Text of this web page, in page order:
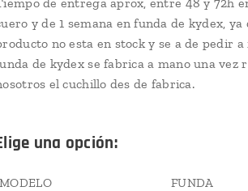
y de 1 semana en funda de kydex, ya
no esta en stock y se a de pedir
de kydex se fabrica a mano una vez
el cuchillo des de fabrica.
una opción:
MODELO FUNDA